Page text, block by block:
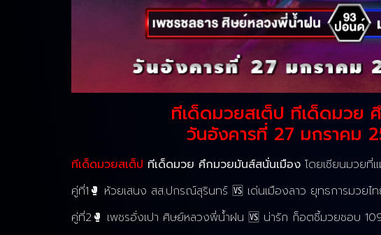
ทีเด็ดมวยสเต็ป ทีเด็ดมวย
วันอังคารที่ 27 มกราคม
ทีเด็ดมวยสเต็ป ทีเด็ดมวย ศึกมวยมันส์สนั่นเมือง โดยเซียนมวยที่
คู่ที่1🥊 ห้วยเสนง สส.ปกรณ์สุรินทร์ 🆚 เด่นเมืองลาว ยุทธการมวยไ
คู่ที่2🥊 เพชรอั่งเปา ศิษย์หลวงพี่น้ำฝน 🆚 น่ารัก ก็อตชี้มวยชอบ